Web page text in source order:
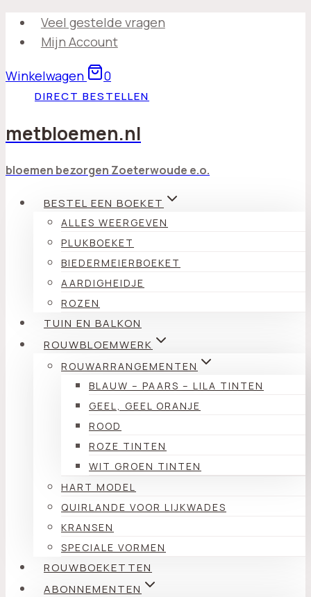
Doorgaan
naar
Veel gestelde vragen
Mijn Account
Winkelwagen 0
DIRECT BESTELLEN
metbloemen.nl
bloemen bezorgen Zoeterwoude e.o.
BESTEL EEN BOEKET
ALLES WEERGEVEN
PLUKBOEKET
BIEDERMEIERBOEKET
AARDIGHEIDJE
ROZEN
TUIN EN BALKON
ROUWBLOEMWERK
ROUWARRANGEMENTEN
BLAUW – PAARS – LILA TINTEN
GEEL, GEEL ORANJE
ROOD
ROZE TINTEN
WIT GROEN TINTEN
HART MODEL
QUIRLANDE VOOR LIJKWADES
KRANSEN
SPECIALE VORMEN
ROUWBOEKETTEN
ABONNEMENTEN